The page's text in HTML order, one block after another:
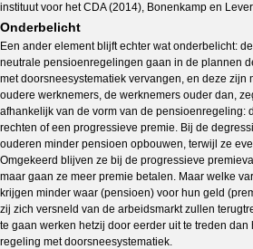
instituut voor het CDA (2014), Bonenkamp en
Onderbelicht
Een ander element blijft echter wat onderbelicht:
neutrale pensioenregelingen gaan in de plannen
met doorsneesystematiek vervangen, en deze zijn
oudere werknemers, de werknemers ouder dan,
afhankelijk van de vorm van de pensioenregeling:
rechten of een progressieve premie. Bij de
ouderen minder pensioen opbouwen, terwijl ze
Omgekeerd blijven ze bij de progressieve
maar gaan ze meer premie betalen. Maar welke
krijgen minder waar (pensioen) voor hun geld
zij zich versneld van de arbeidsmarkt zullen
te gaan werken hetzij door eerder uit te treden
regeling met doorsneesystematiek.